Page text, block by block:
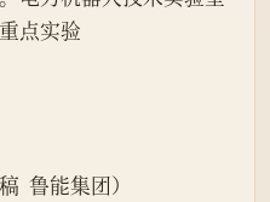
点实验
鲁能集团）